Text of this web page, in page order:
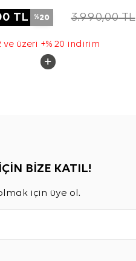
TL %20 3.990,00TL
ve üzeri +% 20 indirim
BİZE KATIL!
için üye ol.